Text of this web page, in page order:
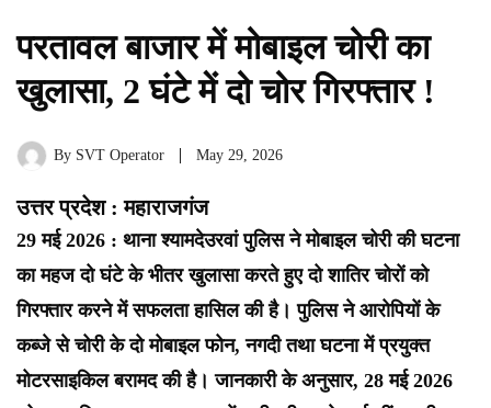
परतावल बाजार में मोबाइल चोरी का
खुलासा, 2 घंटे में दो चोर गिरफ्तार !
By SVT Operator May 29, 2026
उत्तर प्रदेश : महाराजगंज
29 मई 2026 : थाना श्यामदेउरवां पुलिस ने मोबाइल चोरी की घटना
का महज दो घंटे के भीतर खुलासा करते हुए दो शातिर चोरों को
गिरफ्तार करने में सफलता हासिल की है। पुलिस ने आरोपियों के
कब्जे से चोरी के दो मोबाइल फोन, नगदी तथा घटना में प्रयुक्त
मोटरसाइकिल बरामद की है। जानकारी के अनुसार, 28 मई 2026